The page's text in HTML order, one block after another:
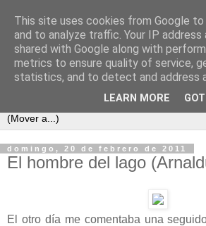
Cada semana un
Este es un blog para los amantes de la
intercambiar opiniones y comentarios
domingo, 20 de febrero de 2011
El hombre del lago
El otro día me comentaba una
This site uses cookies from Google
and to analyze traffic. Your IP address
shared with Google along with
metrics to ensure quality of service,
statistics, and to detect and address
LEARN MORE